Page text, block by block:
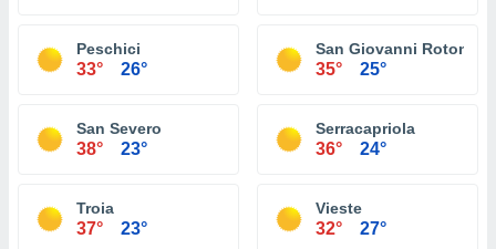
Peschici
33° 26°
San Giovanni Rotondo
35° 25°
San Severo
38° 23°
Serracapriola
36° 24°
Troia
37° 23°
Vieste
32° 27°